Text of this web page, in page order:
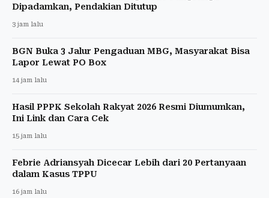
Dipadamkan, Pendakian Ditutup
3 jam lalu
BGN Buka 3 Jalur Pengaduan MBG, Masyarakat Bisa
Lapor Lewat PO Box
14 jam lalu
Hasil PPPK Sekolah Rakyat 2026 Resmi Diumumkan,
Ini Link dan Cara Cek
15 jam lalu
Febrie Adriansyah Dicecar Lebih dari 20 Pertanyaan
dalam Kasus TPPU
16 jam lalu